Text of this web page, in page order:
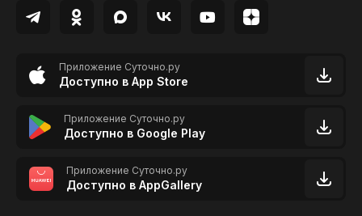
Приложение Суточно.ру
Доступно в App Store
Приложение Суточно.ру
Доступно в Google Play
Приложение Суточно.ру
Доступно в AppGallery